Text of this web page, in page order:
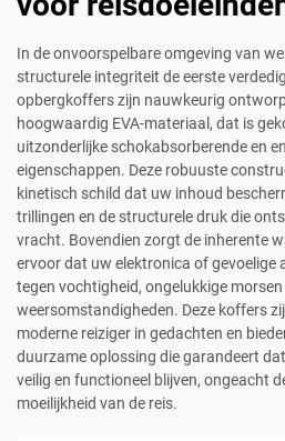
In de onvoorspelbare omgeving van
structurele integriteit de eerste
opbergkoffers zijn nauwkeurig
hoogwaardig EVA-materiaal, dat is
uitzonderlijke schokabsorberende en
eigenschappen. Deze robuuste
kinetisch schild dat uw inhoud
trillingen en de structurele druk die
vracht. Bovendien zorgt de inherente
ervoor dat uw elektronica of
tegen vochtigheid, ongelukkige
weersomstandigheden. Deze koffers
moderne reiziger in gedachten en
duurzame oplossing die garandeert
veilig en functioneel blijven, ongeacht
moeilijkheid van de reis.